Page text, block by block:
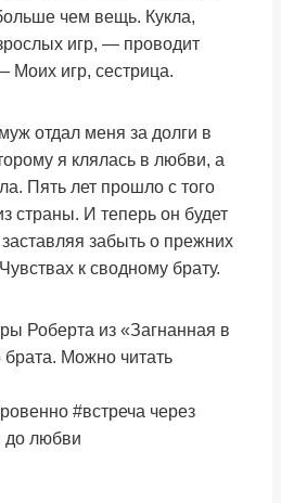
чем вещь. Кукла,
игр, — проводит
Моих игр, сестрица.
отдал меня за долги в
я клялась в любви, а
Пять лет прошло с того
страны. И теперь он будет
забыть о прежних
к сводному брату.
Роберта из «Загнанная в
брата. Можно читать
#встреча через
до любви